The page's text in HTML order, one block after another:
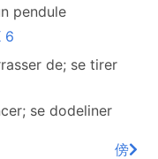
pendule
6
de; se tirer
se dodeliner
傍